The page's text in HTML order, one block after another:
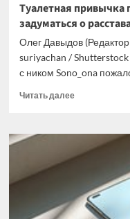
Туалетная привычка
задуматься о
Олег Давыдов
suriyachan /
с ником Sono_ona
Читать далееПрочитать
Туалетная
привычка
парня
девушку
задуматься